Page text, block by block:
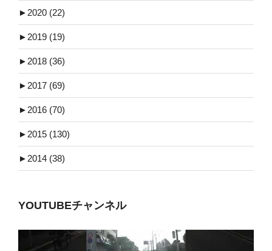
► 2020 (22)
► 2019 (19)
► 2018 (36)
► 2017 (69)
► 2016 (70)
► 2015 (130)
► 2014 (38)
YOUTUBEチャンネル